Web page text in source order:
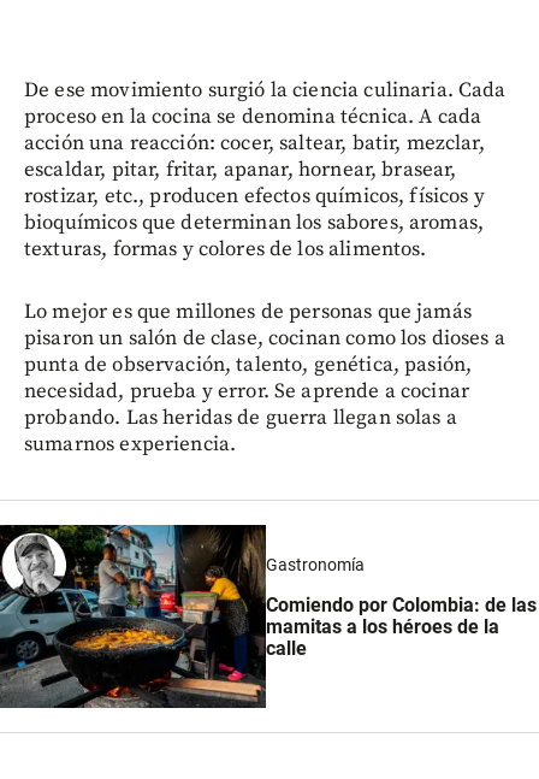
De ese movimiento surgió la ciencia culinaria. Cada
proceso en la cocina se denomina técnica. A cada
acción una reacción: cocer, saltear, batir, mezclar,
escaldar, pitar, fritar, apanar, hornear, brasear,
rostizar, etc., producen efectos químicos, físicos y
bioquímicos que determinan los sabores, aromas,
texturas, formas y colores de los alimentos.
Lo mejor es que millones de personas que jamás
pisaron un salón de clase, cocinan como los dioses a
punta de observación, talento, genética, pasión,
necesidad, prueba y error. Se aprende a cocinar
probando. Las heridas de guerra llegan solas a
sumarnos experiencia.
Gastronomía
Comiendo por Colombia: de las
mamitas a los héroes de la
calle